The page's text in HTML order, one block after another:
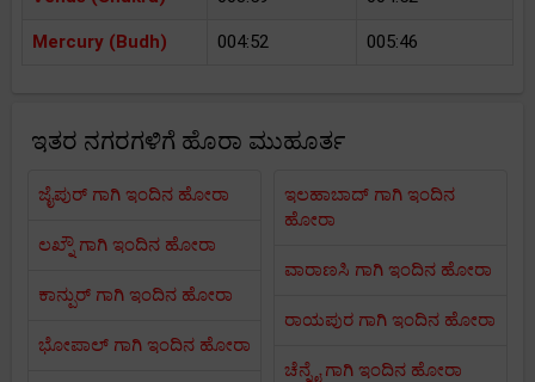
Mercury (Budh) 004:52 005:46
ಇತರ ನಗರಗಳಿಗೆ ಹೊರಾ ಮುಹೂರ್ತ
ಜೈಪುರ್ ಗಾಗಿ ಇಂದಿನ ಹೋರಾ
ಲಖ್ನೌ ಗಾಗಿ ಇಂದಿನ ಹೋರಾ
ಕಾನ್ಪುರ್ ಗಾಗಿ ಇಂದಿನ ಹೋರಾ
ಭೋಪಾಲ್ ಗಾಗಿ ಇಂದಿನ ಹೋರಾ
ಇಲಹಾಬಾದ್ ಗಾಗಿ ಇಂದಿನ
ಹೋರಾ
ವಾರಾಣಸಿ ಗಾಗಿ ಇಂದಿನ ಹೋರಾ
ರಾಯಪುರ ಗಾಗಿ ಇಂದಿನ ಹೋರಾ
ಚೆನ್ನೈ ಗಾಗಿ ಇಂದಿನ ಹೋರಾ